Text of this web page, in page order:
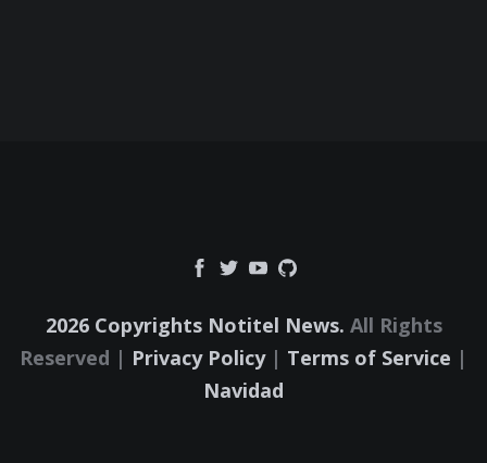
2026 Copyrights Notitel News. All Rights
Reserved | Privacy Policy| Terms of Service |
Navidad